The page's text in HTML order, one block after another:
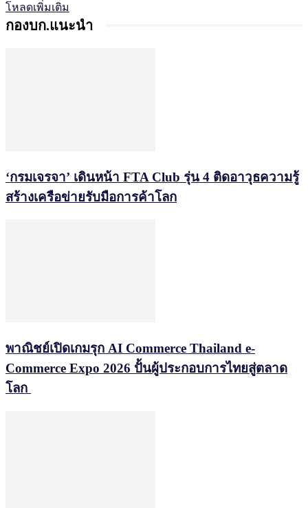
โหลดเพิ่มเติม
กองบก.แนะนำ
‘กรมเจรจา’ เดินหน้า FTA Club รุ่น 4 ติดอาวุธความรู้
สร้างเครือข่ายรับมือการค้าโลก
พาณิชย์เปิดเกมรุก AI Commerce Thailand e-
Commerce Expo 2026 ปั้นผู้ประกอบการไทยสู่ตลาด
โลก